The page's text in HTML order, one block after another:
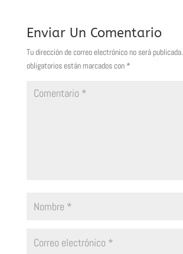
Enviar Un Comentario
Tu dirección de correo electrónico no será publicada.
obligatorios están marcados con *